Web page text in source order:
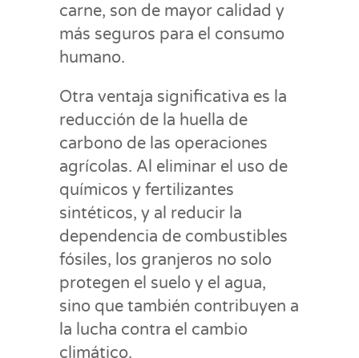
carne, son de mayor calidad y
más seguros para el consumo
humano.
Otra ventaja significativa es la
reducción de la huella de
carbono de las operaciones
agrícolas. Al eliminar el uso de
químicos y fertilizantes
sintéticos, y al reducir la
dependencia de combustibles
fósiles, los granjeros no solo
protegen el suelo y el agua,
sino que también contribuyen a
la lucha contra el cambio
climático.